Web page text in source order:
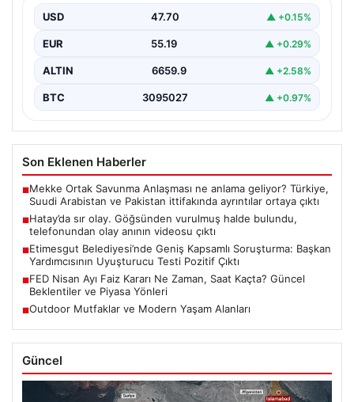
{"title": "Hatay’da Gizemli Olay: Göğsünden Yaralanan
USD 47.70 ▲ +0.15%
EUR 55.19 ▲ +0.29%
ALTIN 6659.9 ▲ +2.58%
BTC 3095027 ▲ +0.97%
Son Eklenen Haberler
■Mekke Ortak Savunma Anlaşması ne anlama geliyor? Türkiye,
Suudi Arabistan ve Pakistan ittifakında ayrıntılar ortaya çıktı
■Hatay’da sır olay. Göğsünden vurulmuş halde bulundu,
telefonundan olay anının videosu çıktı
■Etimesgut Belediyesi’nde Geniş Kapsamlı Soruşturma: Başkan
Yardımcısının Uyuşturucu Testi Pozitif Çıktı
■FED Nisan Ayı Faiz Kararı Ne Zaman, Saat Kaçta? Güncel
Beklentiler ve Piyasa Yönleri
■Outdoor Mutfaklar ve Modern Yaşam Alanları
Güncel